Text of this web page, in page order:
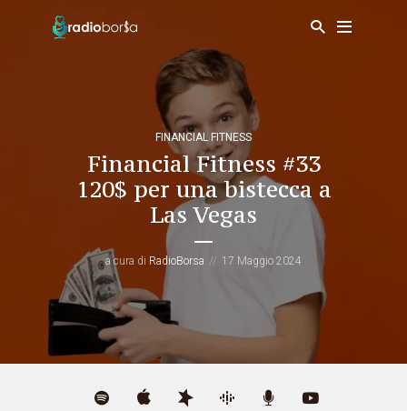
FINANCIAL FITNESS
Financial Fitness #33
120$ per una bistecca a
Las Vegas
a cura di RadioBorsa 17 Maggio 2024